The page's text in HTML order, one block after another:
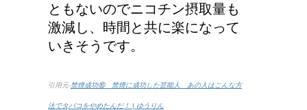
ともないのでニコチン摂取量も
激減し、時間と共に楽になって
いきそうです。
引用元-禁煙成功⑯ 禁煙に成功した芸能人 あの人はこんな方
法でタバコをやめたんだ！ | ゆうりん